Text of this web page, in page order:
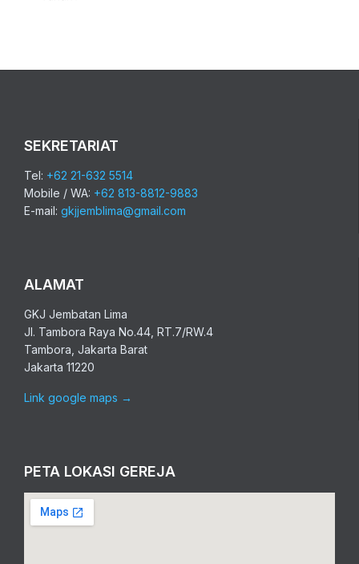
SEKRETARIAT
Tel: +62 21-632 5514
Mobile / WA: +62 813-8812-9883
E-mail: gkjjemblima@gmail.com
ALAMAT
GKJ Jembatan Lima
Jl. Tambora Raya No.44, RT.7/RW.4
Tambora, Jakarta Barat
Jakarta 11220
Link google maps →
PETA LOKASI GEREJA